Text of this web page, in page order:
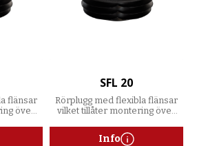
flänsar
över
SFL 20
Rörplugg med flexibla flänsar
vilket tillåter montering över
Info